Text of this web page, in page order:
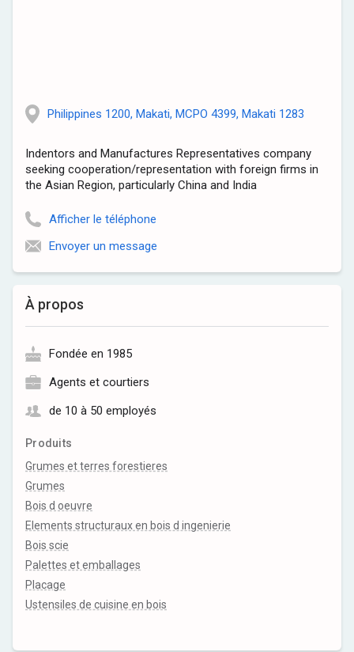
À propos
Fondée en 1985
Agents et courtiers
de 10 à 50 employés
Produits
Grumes et terres forestieres
Grumes
Bois d oeuvre
Elements structuraux en bois d ingenierie
Bois scie
Palettes et emballages
Placage
Ustensiles de cuisine en bois
Philippines 1200, Makati, MCPO 4399, Makati 1283
Indentors and Manufactures Representatives company
seeking cooperation/representation with foreign firms in
the Asian Region, particularly China and India
Afficher le téléphone
Envoyer un message